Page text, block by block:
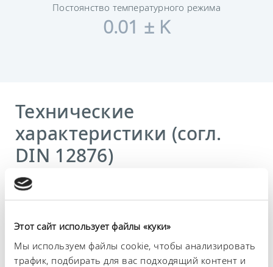
Этот сайт использует файлы «куки»
Мы используем файлы cookie, чтобы анализировать
трафик, подбирать для вас подходящий контент и
Постоянство температурного режима
0.01 ± K
Технические
характеристики (согл.
DIN 12876)
Диапазон рабочих температур
Диапазон температуры окружающей среды
5 ... 40 °C